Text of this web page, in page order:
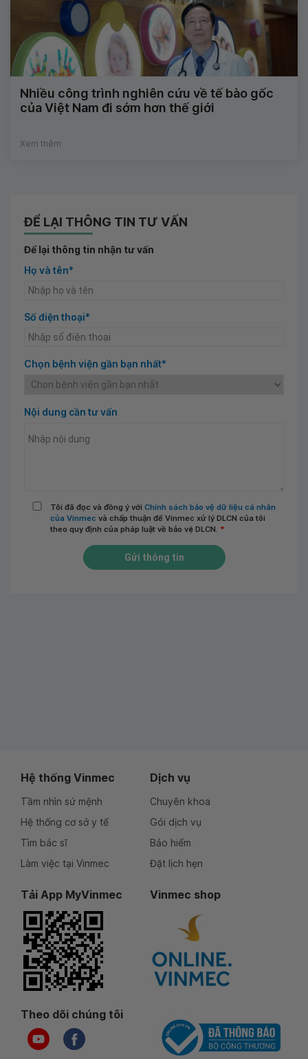
Nhiều công trình nghiên cứu về tế bào gốc
của Việt Nam đi sớm hơn thế giới
Xem thêm
ĐỂ LẠI THÔNG TIN TƯ VẤN
Để lại thông tin nhận tư vấn
Họ và tên*
Số điện thoại*
Chọn bệnh viện gần bạn nhất*
Nội dung cần tư vấn
Tôi đã đọc và đồng ý với Chính sách bảo vệ dữ liệu cá nhân
của Vinmec và chấp thuận để Vinmec xử lý DLCN của tôi
theo quy định của pháp luật về bảo vệ DLCN. *
Gửi thông tin
Hệ thống Vinmec
Tầm nhìn sứ mệnh
Hệ thống cơ sở y tế
Tìm bác sĩ
Làm việc tại Vinmec
Dịch vụ
Chuyên khoa
Gói dịch vụ
Bảo hiểm
Đặt lịch hẹn
Tải App MyVinmec Vinmec shop
Theo dõi chúng tôi